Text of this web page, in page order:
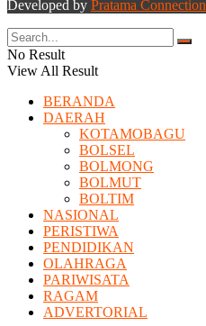
Developed by Pratama Connection
No Result
View All Result
BERANDA
DAERAH
KOTAMOBAGU
BOLSEL
BOLMONG
BOLMUT
BOLTIM
NASIONAL
PERISTIWA
PENDIDIKAN
OLAHRAGA
PARIWISATA
RAGAM
ADVERTORIAL